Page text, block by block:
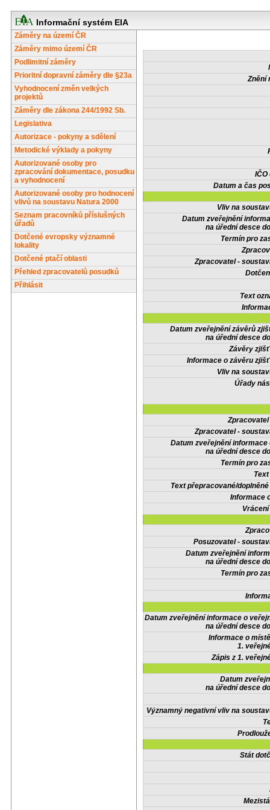
Informační systém EIA
Záměry na území ČR
Záměry mimo území ČR
Podlimitní záměry
Prioritní dopravní záměry dle §23a
Vyhodnocení změn velkých
projektů
Záměry dle zákona 244/1992 Sb.
Legislativa
Autorizace - pokyny a sdělení
Metodické výklady a pokyny
Autorizované osoby pro
zpracování dokumentace, posudku
a vyhodnocení
Autorizované osoby pro hodnocení
vlivů na soustavu Natura 2000
Seznam pracovníků příslušných
úřadů
Dotčené evropsky významné
lokality
Dotčené ptačí oblasti
Přehled zpracovatelů posudků
Přihlásit
Znění
IČO
Datum a čas
Vliv na
Datum zveřejnění
na úřední desce
Termín pro
Zpracovatel -
Text
Datum zveřejnění závěrů
na úřední desce
Závěry
Informace o závěru
Vliv na
Úřady
Zpracovatel -
Datum zveřejnění informace
na úřední desce
Termín pro
Text přepracované/
Informace
Posuzovatel -
Datum zveřejnění
na úřední desce
Termín pro
Datum zveřejnění informace o
na úřední desce
Informace o
1.
Zápis z 1.
Datum
na úřední desce
Významný negativní vliv na
Stát